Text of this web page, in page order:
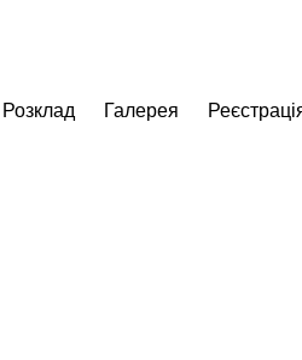
Розклад Галерея